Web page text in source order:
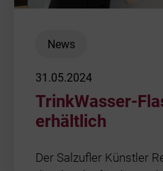
News
31.05.2024
TrinkWasser-
erhältlich
Der Salzufler Künstler